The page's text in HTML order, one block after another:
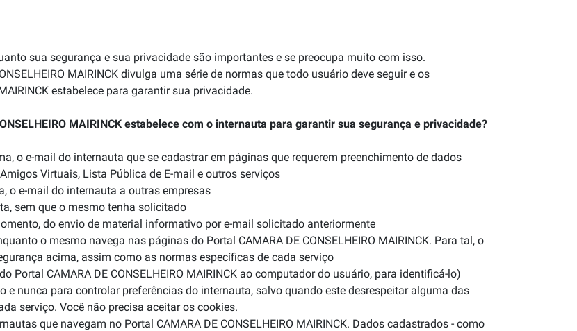
sua segurança e sua privacidade são importantes e se preocupa muito com isso.
MAIRINCK divulga uma série de normas que todo usuário deve seguir e os
estabelece para garantir sua privacidade.
MAIRINCK estabelece com o internauta para garantir sua segurança e privacidade?
o e-mail do internauta que se cadastrar em páginas que requerem preenchimento de dados
Virtuais, Lista Pública de E-mail e outros serviços
o e-mail do internauta a outras empresas
sem que o mesmo tenha solicitado
do envio de material informativo por e-mail solicitado anteriormente
o mesmo navega nas páginas do Portal CAMARA DE CONSELHEIRO MAIRINCK. Para tal, o
acima, assim como as normas específicas de cada serviço
Portal CAMARA DE CONSELHEIRO MAIRINCK ao computador do usuário, para identificá-lo)
e nunca para controlar preferências do internauta, salvo quando este desrespeitar alguma das
serviço. Você não precisa aceitar os cookies.
que navegam no Portal CAMARA DE CONSELHEIRO MAIRINCK. Dados cadastrados - como